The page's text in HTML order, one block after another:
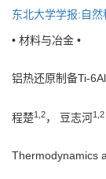
东北大学学报:自然
• 材料与冶金 •
铝热还原制备Ti-
程楚1,2， 豆志河1,2
Thermodynamics